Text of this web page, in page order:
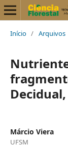
Início / Arquivos
Márcio Viera
UFSM